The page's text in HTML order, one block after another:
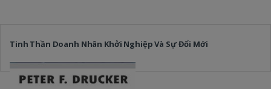
Tinh Thần Doanh Nhân Khởi Nghiệp Và Sự Đổi Mới